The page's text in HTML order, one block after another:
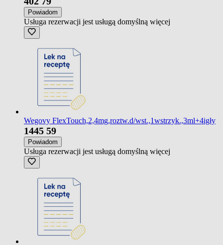
Powiadom
Usługa rezerwacji jest usługą domyślną więcej
Wegovy FlexTouch,2,4mg,roztw.d/wst.,1wstrzyk.,3ml+4igły
1445 59
Powiadom
Usługa rezerwacji jest usługą domyślną więcej